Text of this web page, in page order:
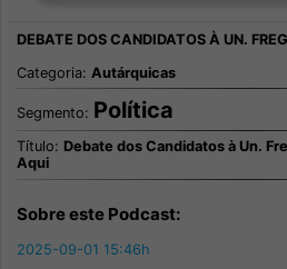
Categoria: Autárquicas
Segmento: Política
Título: Debate dos Candidatos à Un.
Aqui
Sobre este Podcast:
2025-09-01 15:46h